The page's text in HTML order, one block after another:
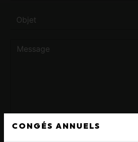
CONGÉS ANNUELS